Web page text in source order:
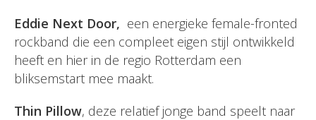
Eddie Next Door, een energieke female-fronted
rockband die een compleet eigen stijl ontwikkeld
heeft en hier in de regio Rotterdam een
bliksemstart mee maakt.
Thin Pillow, deze relatief jonge band speelt naar